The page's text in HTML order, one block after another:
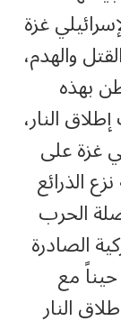
غزة
والهدم،
بهذه
النار،
غزة على
الذرائع
الحرب
الصادرة
مع
النار